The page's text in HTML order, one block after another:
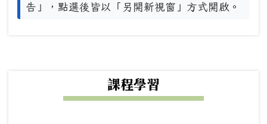
告」，點選後皆以「另開新視窗」方式開啟。
課程學習